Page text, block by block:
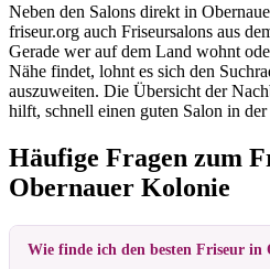
Neben den Salons direkt in
friseur.org auch Friseursalons aus
Gerade wer auf dem Land wohnt
Nähe findet, lohnt es sich den
auszuweiten. Die Übersicht der
hilft, schnell einen guten Salon in
Häufige Fragen zum
Obernauer Kolonie
Wie finde ich den besten Friseur in